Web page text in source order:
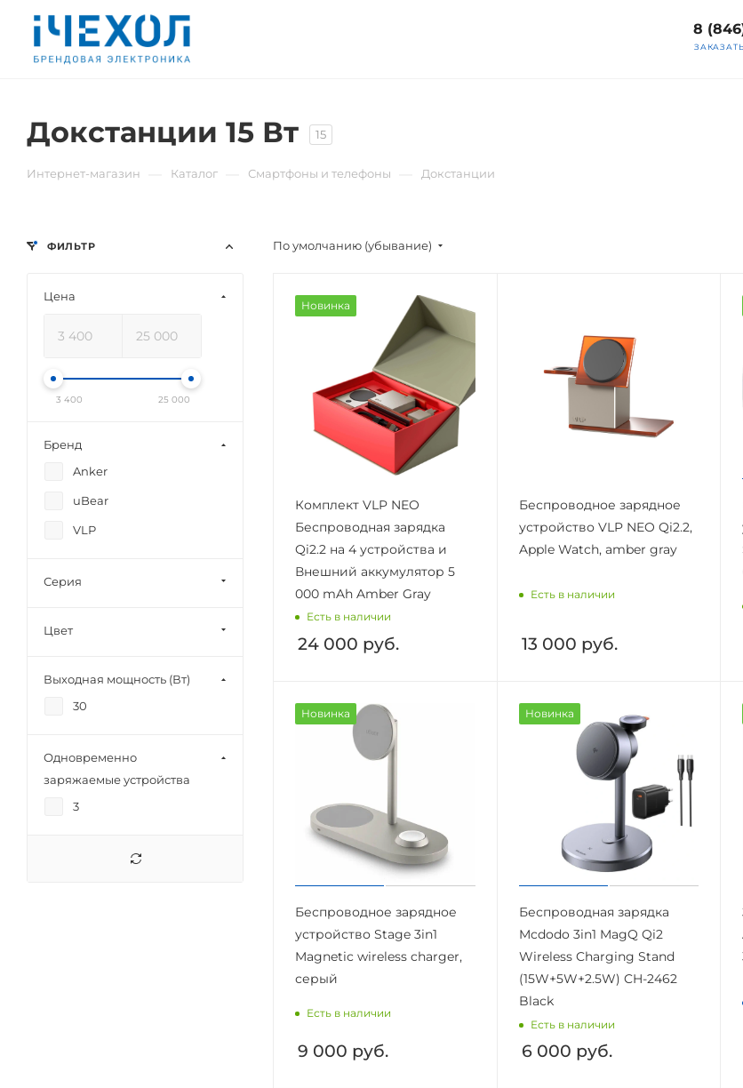
8
Докстанции 15 Вт 15
Интернет-магазин Каталог Смартфоны и телефоны Докстанции
По умолчанию (убывание)
Новинка
Комплект VLP NEO
Беспроводная зарядка
Qi2.2 на 4 устройства и
Внешний аккумулятор 5
000 mAh Amber Gray
Есть в наличии
24 000 руб.
Беспроводное зарядное
устройство VLP NEO Qi2.2,
Apple Watch, amber gray
Есть в наличии
13 000 руб.
Новинка
Беспроводное зарядное
устройство Stage 3in1
Magnetic wireless charger,
серый
Есть в наличии
9 000 руб.
Новинка
Беспроводная зарядка
Mcdodo 3in1 MagQ Qi2
Wireless Charging Stand
(15W+5W+2.5W) CH-2462
Black
Есть в наличии
6 000 руб.
ФИЛЬТР
Цена
3 400 25 000
Бренд
Anker
uBear
VLP
Серия
Цвет
Выходная мощность (Вт)
30
Одновременно
заряжаемые устройства
3